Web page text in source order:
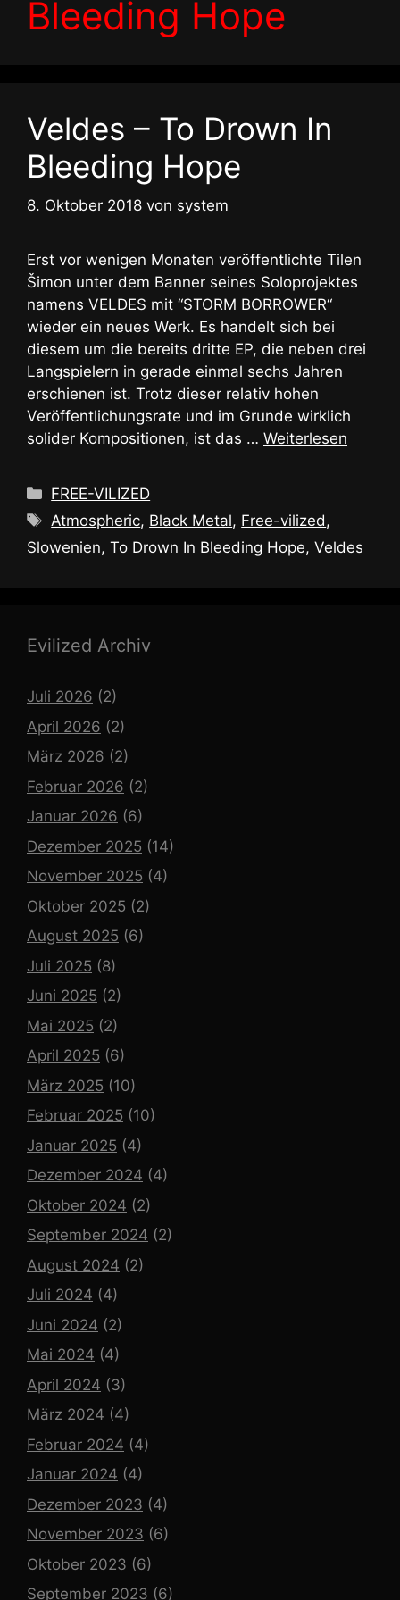
Bleeding Hope
Veldes – To Drown In
Bleeding Hope
8. Oktober 2018 von system
Erst vor wenigen Monaten veröffentlichte Tilen
Šimon unter dem Banner seines Soloprojektes
namens VELDES mit “STORM BORROWER“
wieder ein neues Werk. Es handelt sich bei
diesem um die bereits dritte EP, die neben drei
Langspielern in gerade einmal sechs Jahren
erschienen ist. Trotz dieser relativ hohen
Veröffentlichungsrate und im Grunde wirklich
solider Kompositionen, ist das … Weiterlesen
Kategorien
FREE-VILIZED
Schlagwörter
Atmospheric, Black Metal, Free-vilized,
Slowenien, To Drown In Bleeding Hope, Veldes
Evilized Archiv
Juli 2026 (2)
April 2026 (2)
März 2026 (2)
Februar 2026 (2)
Januar 2026 (6)
Dezember 2025 (14)
November 2025 (4)
Oktober 2025 (2)
August 2025 (6)
Juli 2025 (8)
Juni 2025 (2)
Mai 2025 (2)
April 2025 (6)
März 2025 (10)
Februar 2025 (10)
Januar 2025 (4)
Dezember 2024 (4)
Oktober 2024 (2)
September 2024 (2)
August 2024 (2)
Juli 2024 (4)
Juni 2024 (2)
Mai 2024 (4)
April 2024 (3)
März 2024 (4)
Februar 2024 (4)
Januar 2024 (4)
Dezember 2023 (4)
November 2023 (6)
Oktober 2023 (6)
September 2023 (6)